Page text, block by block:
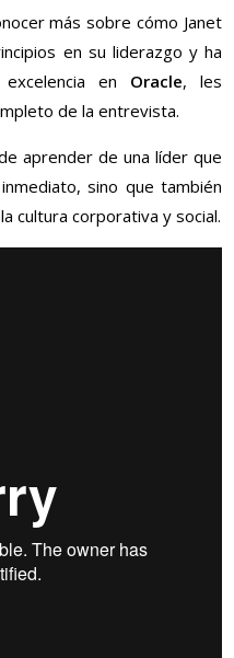
más sobre cómo Janet
en su liderazgo y ha
en Oracle, les
de la entrevista.
aprender de una líder que
sino que también
cultura corporativa y social.